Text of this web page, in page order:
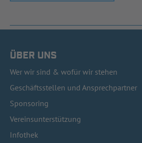
ÜBER UNS
Wer wir sind & wofür wir stehen
Geschäftsstellen und Ansprechpartner
Sponsoring
Vereinsunterstützung
Infothek